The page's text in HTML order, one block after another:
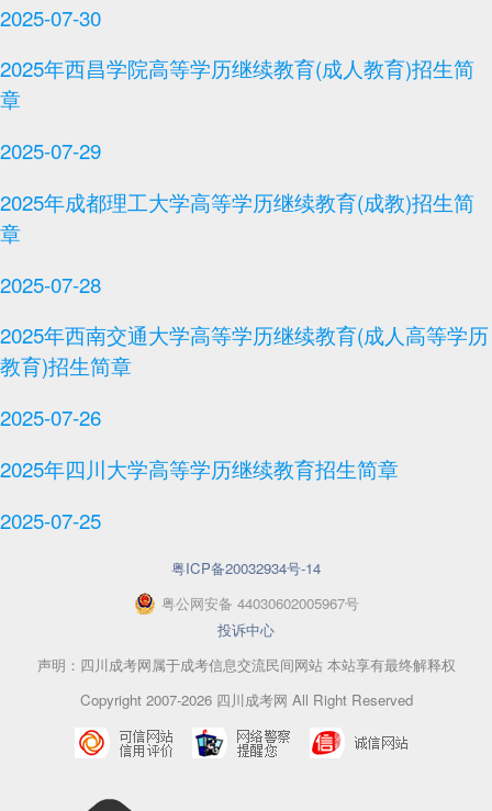
2025-07-30
2025年西昌学院高等学历继续教育(成人教育)招生简
章
2025-07-29
2025年成都理工大学高等学历继续教育(成教)招生简
章
2025-07-28
2025年西南交通大学高等学历继续教育(成人高等学历
教育)招生简章
2025-07-26
2025年四川大学高等学历继续教育招生简章
2025-07-25
粤ICP备20032934号-14
粤公网安备 44030602005967号
投诉中心
声明：四川成考网属于成考信息交流民间网站 本站享有最终解释权
Copyright 2007-2026 四川成考网 All Right Reserved